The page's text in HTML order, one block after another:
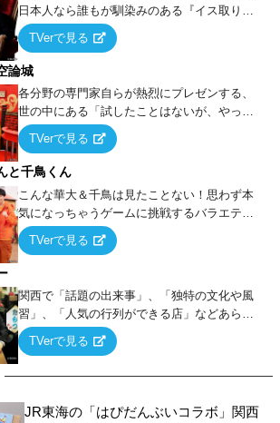
JR東海の「はぴだんぶいコラボ」関西
日本人なら誰もが馴染みのある『イス取りゲ
ーム』をベースに、大喜利・ギャグ・モノボ
ケ・歌…など様々なお題で芸人がショートネ
タを競い合う！
TVerで見る
論城
各分野の専門家自らが熱烈にプレゼンする、
世の中にある「試したことはないが、やって
みたらこうなる！…ハズ」という“机上の空
論”に若手芸人らがカラダを張って挑む！
TVerで見る
と千鳥くん
こんな華大＆千鳥は見たことない！思わず本
気になっちゃうゲームに挑戦するバラエティ
ー！
TVerで見る
関西で「話題の出来事」、「独特の文化や風
習」、「人気の行列ができる店」などあらゆ
るテーマについて好き放題にちゃちゃを入れ
ていく関西色を前面に押し出したトークバラ
TVerで見る